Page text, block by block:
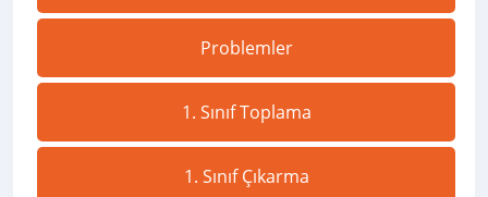
Problemler
1. Sınıf Toplama
1. Sınıf Çıkarma